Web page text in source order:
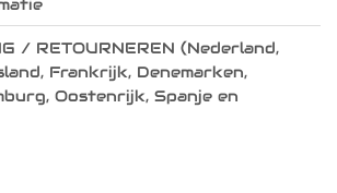
/ RETOURNEREN (Nederland,
Frankrijk, Denemarken,
Oostenrijk, Spanje en